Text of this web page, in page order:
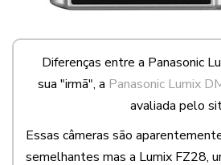
Diferenças entre a Panasonic
sua "irmã", a Panasonic Lumix
avaliada pelo
Essas câmeras são
semelhantes mas a Lumix FZ28,